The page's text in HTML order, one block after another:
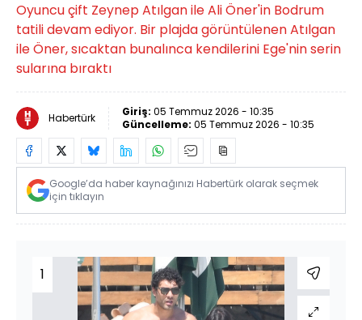
Oyuncu çift Zeynep Atılgan ile Ali Öner'in Bodrum
tatili devam ediyor. Bir plajda görüntülenen Atılgan
ile Öner, sıcaktan bunalınca kendilerini Ege'nin serin
sularına bıraktı
Habertürk Giriş: 05 Temmuz 2026 - 10:35
Güncelleme: 05 Temmuz 2026 - 10:35
Google’da haber kaynağınızı Habertürk olarak seçmek
için tıklayın
1